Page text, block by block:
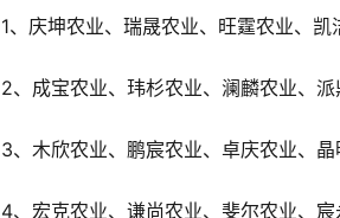
1、庆坤农业、瑞晟农业、旺霆农业、凯
2、成宝农业、玮杉农业、澜麟农业、派
3、木欣农业、鹏宸农业、卓庆农业、晶
4、宏克农业、谦尚农业、斐尔农业、宸